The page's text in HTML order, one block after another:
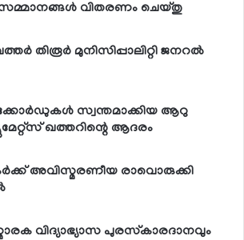
സമ്മാനങ്ങള്‍ വിതരണം ചെയ്തു
തിരൂര്‍ മുനിസിപ്പാലിറ്റി ജനറല്‍
സ്വന്തമാക്കിയ ആറു
ഖത്തറിന്റെ ആദരം
അവിസ്മരണീയ രാവൊരുക്കി
വിദ്യാഭ്യാസ പുരസ്‌കാരദാനവും